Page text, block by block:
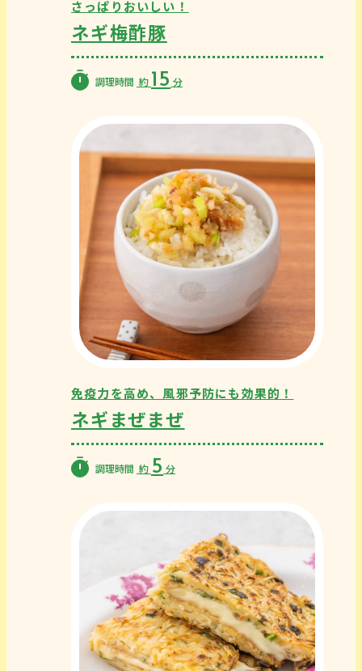
さっぱりおいしい！
ネギ梅酢豚
調理時間 約 15 分
免疫力を高め、風邪予防にも効果的！
ネギまぜまぜ
調理時間 約 5 分